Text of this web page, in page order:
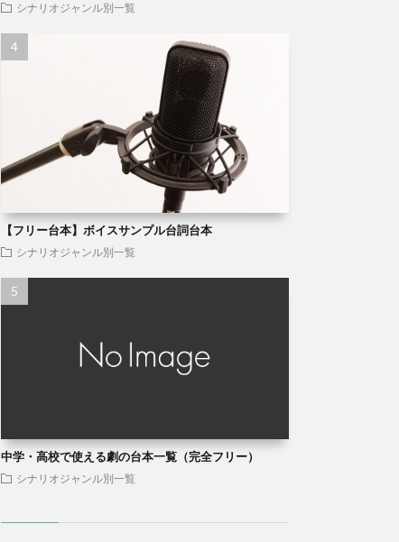
シナリオジャンル別一覧
【フリー台本】ボイスサンプル台詞台本
シナリオジャンル別一覧
中学・高校で使える劇の台本一覧（完全フリー）
シナリオジャンル別一覧